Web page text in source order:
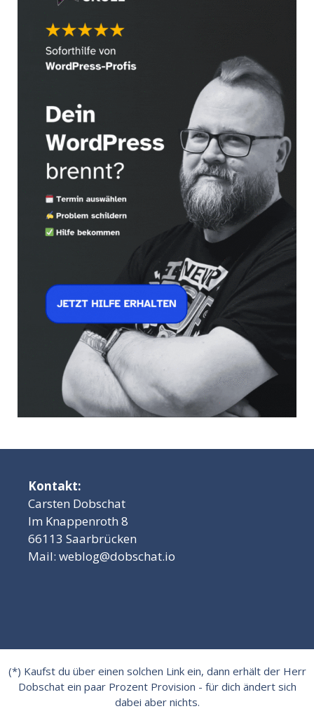
Kontakt:
Carsten Dobschat
Im Knappenroth 8
66113 Saarbrücken
Mail: weblog@dobschat.io
(*) Kaufst du über einen solchen Link ein, dann erhält der Herr
Dobschat ein paar Prozent Provision - für dich ändert sich
dabei aber nichts.